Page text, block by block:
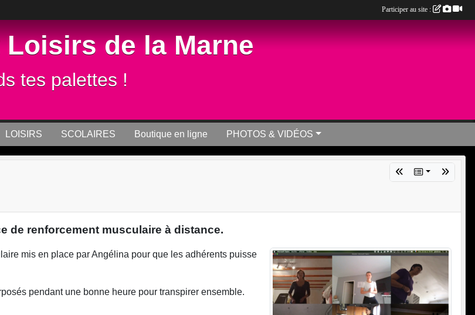
de la Marne
tes palettes !
LOISIRS SCOLAIRES Boutique en ligne PHOTOS & VIDÉOS
de renforcement musculaire à distance.
mis en place par Angélina pour que les adhérents puisse
pendant une bonne heure pour transpirer ensemble.
Participer au site :